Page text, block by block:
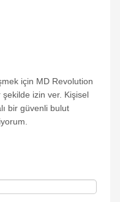
için MD Revolution
izin ver. Kişisel
bir güvenli bulut